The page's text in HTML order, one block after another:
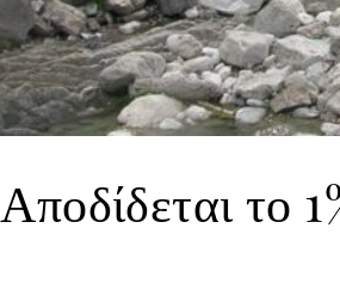
Αποδίδεται το